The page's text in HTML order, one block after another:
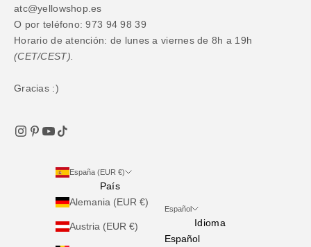
atc@yellowshop.es
O por teléfono: 973 94 98 39
Horario de atención: de lunes a viernes de 8h a 19h
(CET/CEST).
Gracias :)
España (EUR €)
País
Alemania (EUR €)
Austria (EUR €)
Español
Idioma
Español